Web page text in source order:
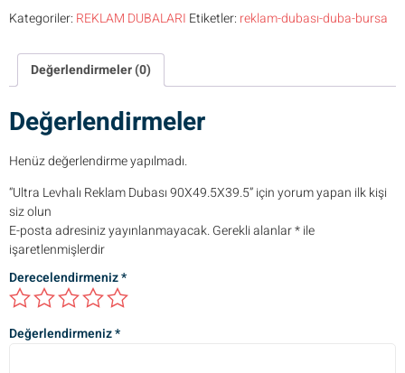
Kategoriler: REKLAM DUBALARI Etiketler: reklam-dubası-duba-bursa
Değerlendirmeler (0)
Değerlendirmeler
Henüz değerlendirme yapılmadı.
“Ultra Levhalı Reklam Dubası 90X49.5X39.5” için yorum yapan ilk kişi
siz olun
E-posta adresiniz yayınlanmayacak.Gerekli alanlar*ile
işaretlenmişlerdir
Derecelendirmeniz*
Değerlendirmeniz*